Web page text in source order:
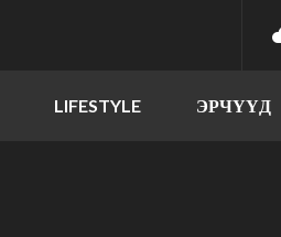
LIFESTYLE ЭРЧҮҮД